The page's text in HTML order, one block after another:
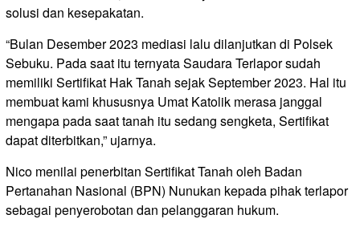
solusi dan kesepakatan.
“Bulan Desember 2023 mediasi lalu dilanjutkan di Polsek
Sebuku. Pada saat itu ternyata Saudara Terlapor sudah
memiliki Sertifikat Hak Tanah sejak September 2023. Hal itu
membuat kami khususnya Umat Katolik merasa janggal
mengapa pada saat tanah itu sedang sengketa, Sertifikat
dapat diterbitkan,” ujarnya.
Nico menilai penerbitan Sertifikat Tanah oleh Badan
Pertanahan Nasional (BPN) Nunukan kepada pihak terlapor
sebagai penyerobotan dan pelanggaran hukum.